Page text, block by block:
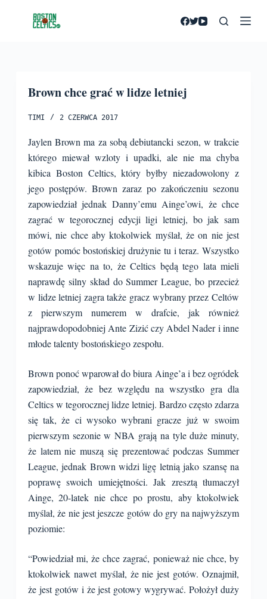
Brown chce grać w lidze letniej
TIMI 2 CZERWCA 2017
Jaylen Brown ma za sobą debiutancki sezon, w trakcie
którego miewał wzloty i upadki, ale nie ma chyba
kibica Boston Celtics, który byłby niezadowolony z
jego postępów. Brown zaraz po zakończeniu sezonu
zapowiedział jednak Danny’emu Ainge’owi, że chce
zagrać w tegorocznej edycji ligi letniej, bo jak sam
mówi, nie chce aby ktokolwiek myślał, że on nie jest
gotów pomóc bostońskiej drużynie tu i teraz.Wszystko
wskazuje więc na to, że Celtics będą tego lata mieli
naprawdę silny skład do Summer League, bo przecież
w lidze letniej zagra także gracz wybrany przez Celtów
z pierwszym numerem w drafcie, jak również
najprawdopodobniej Ante Zizić czy Abdel Nader i inne
młode talenty bostońskiego zespołu.
Brown ponoć wparował do biura Ainge’a i bez ogródek
zapowiedział, że bez względu na wszystko gra dla
Celtics w tegorocznej lidze letniej. Bardzo często zdarza
się tak, że ci wysoko wybrani gracze już w swoim
pierwszym sezonie w NBA grają na tyle duże minuty,
że latem nie muszą się prezentować podczas Summer
League, jednak Brown widzi ligę letnią jako szansę na
poprawę swoich umiejętności. Jak zresztą tłumaczył
Ainge, 20-latek nie chce po prostu, aby ktokolwiek
myślał, że nie jest jeszcze gotów do gry na najwyższym
poziomie:
“Powiedział mi, że chce zagrać, ponieważ nie chce, by
ktokolwiek nawet myślał, że nie jest gotów. Oznajmił,
że jest gotów i że jest gotowy wygrywać. Położył duży